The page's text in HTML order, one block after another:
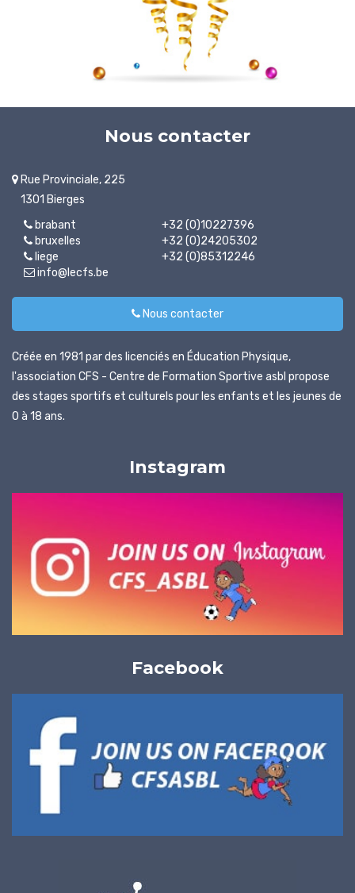
Nous contacter
Rue Provinciale, 225
1301 Bierges
brabant
+32 (0)10227396
bruxelles
+32 (0)24205302
liege
+32 (0)85312246
info@lecfs.be
Nous contacter
Créée en 1981 par des licenciés en Éducation Physique,
l'association CFS - Centre de Formation Sportive asbl propose
des stages sportifs et culturels pour les enfants et les jeunes de
0 à 18 ans.
Instagram
Facebook